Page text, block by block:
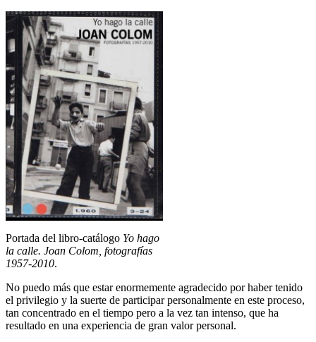
Portada del libro-catálogo Yo hago
la calle. Joan Colom, fotografías
1957-2010.
No puedo más que estar enormemente agradecido por haber tenido
el privilegio y la suerte de participar personalmente en este proceso,
tan concentrado en el tiempo pero a la vez tan intenso, que ha
resultado en una experiencia de gran valor personal.